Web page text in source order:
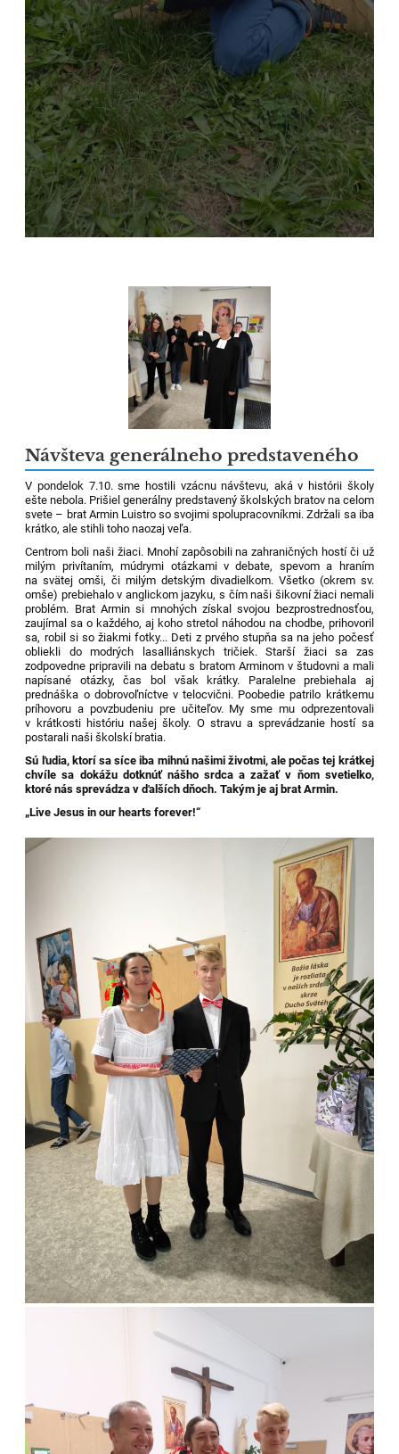
Návšteva generálneho predstaveného
V pondelok 7.10. sme hostili vzácnu návštevu, aká v histórii školy
ešte nebola. Prišiel generálny predstavený školských bratov na celom
svete – brat Armin Luistro so svojimi spolupracovníkmi. Zdržali sa iba
krátko, ale stihli toho naozaj veľa.
Centrom boli naši žiaci. Mnohí zapôsobili na zahraničných hostí či už
milým privítaním, múdrymi otázkami v debate, spevom a hraním
na svätej omši, či milým detským divadielkom. Všetko (okrem sv.
omše) prebiehalo v anglickom jazyku, s čím naši šikovní žiaci nemali
problém. Brat Armin si mnohých získal svojou bezprostrednosťou,
zaujímal sa o každého, aj koho stretol náhodou na chodbe, prihovoril
sa, robil si so žiakmi fotky... Deti z prvého stupňa sa na jeho počesť
obliekli do modrých lasalliánskych tričiek. Starší žiaci sa zas
zodpovedne pripravili na debatu s bratom Arminom v študovni a mali
napísané otázky, čas bol však krátky. Paralelne prebiehala aj
prednáška o dobrovoľníctve v telocvični. Poobedie patrilo krátkemu
príhovoru a povzbudeniu pre učiteľov. My sme mu odprezentovali
v krátkosti históriu našej školy. O stravu a sprevádzanie hostí sa
postarali naši školskí bratia.
Sú ľudia, ktorí sa síce iba mihnú našimi životmi, ale počas tej krátkej
chvíle sa dokážu dotknúť nášho srdca a zažať v ňom svetielko,
ktoré nás sprevádza v ďalších dňoch. Takým je aj brat Armin.
„Live Jesus in our hearts forever!“